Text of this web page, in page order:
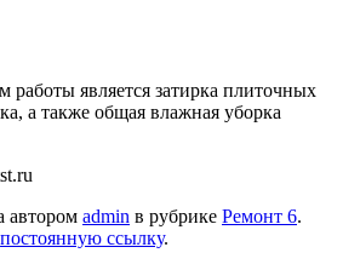
является затирка плиточных
а также общая влажная уборка
автором admin в рубрике Ремонт 6.
постоянную ссылку.